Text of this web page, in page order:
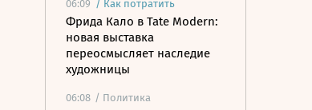
06:09 / Как потратить
Фрида Кало в Tate Modern:
новая выставка
переосмысляет наследие
художницы
06:08 / Политика